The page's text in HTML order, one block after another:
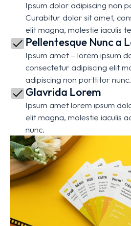
Ipsum dolor adipiscing non
Curabitur dolor sit amet,
elit magna, molestie iaculis
Pellentesque Nunc a
Ipsum amet – lorem ipsum
consectetur adipiscing elit
adipiscing non porttitor nunc.
Glavrida Lorem
Ipsum amet lorem ipsum
elit magna, molestie iaculis
nunc.